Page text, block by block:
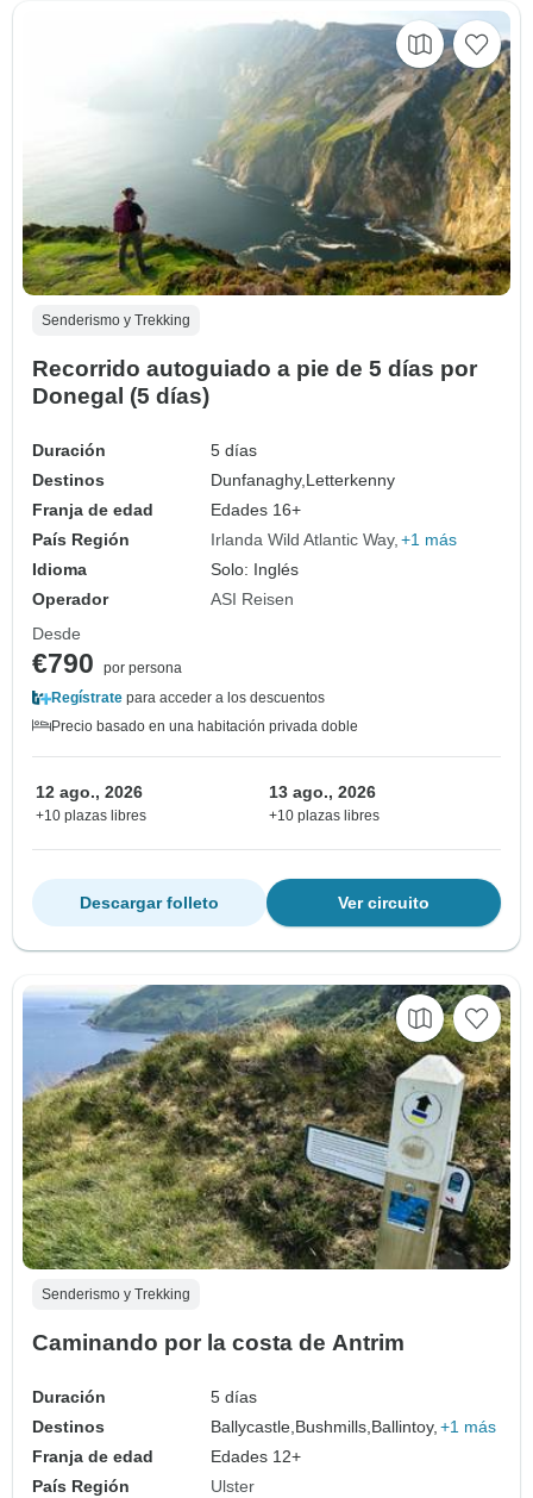
Senderismo y Trekking
Recorrido autoguiado a pie de 5 días por
Donegal (5 días)
Duración
5 días
Destinos
Dunfanaghy, Letterkenny
Franja de edad
Edades 16+
País Región
Irlanda Wild Atlantic Way +1 más
Idioma
Solo: Inglés
Operador
ASI Reisen
Desde
€790
por persona
Regístrate para acceder a los descuentos
Precio basado en una habitación privada doble
12 ago., 2026
+10 plazas libres
13 ago., 2026
+10 plazas libres
Ver circuito
Descargar folleto
Senderismo y Trekking
Caminando por la costa de Antrim
Duración
5 días
Destinos
Ballycastle, Bushmills, Ballintoy, +1 más
Franja de edad
Edades 12+
País Región
Ulster